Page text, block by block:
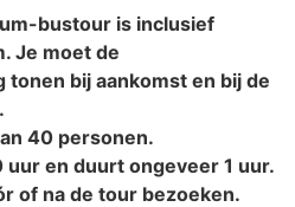
bustour is inclusief
Je moet de
bij aankomst en bij de
40 personen.
en duurt ongeveer 1 uur.
of na de tour bezoeken.